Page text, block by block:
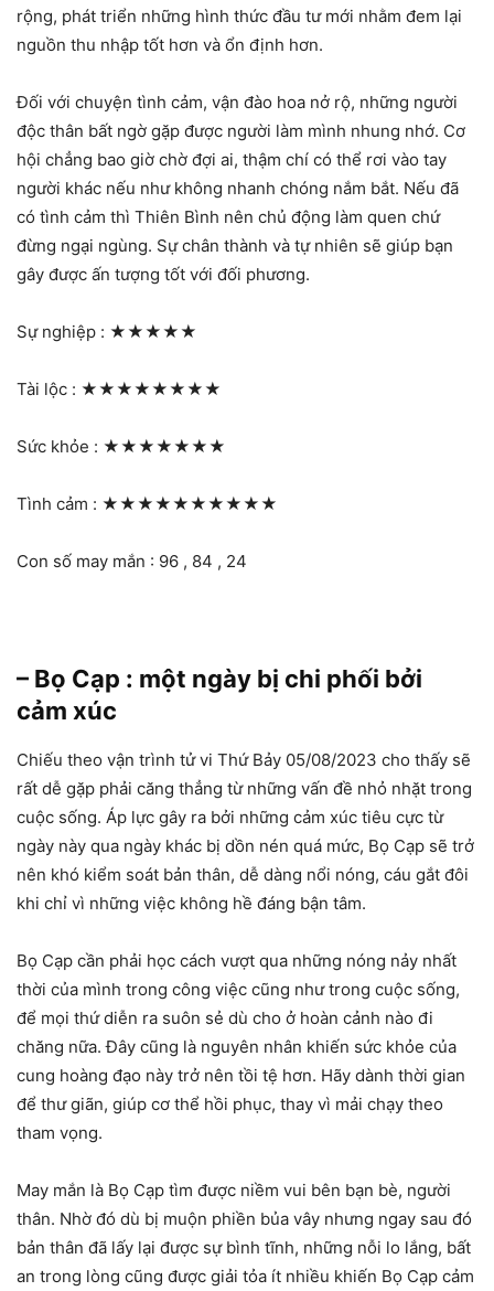
rộng, phát triển những hình thức đầu tư mới nhằm đem lại
nguồn thu nhập tốt hơn và ổn định hơn.
Đối với chuyện tình cảm, vận đào hoa nở rộ, những người
độc thân bất ngờ gặp được người làm mình nhung nhớ. Cơ
hội chẳng bao giờ chờ đợi ai, thậm chí có thể rơi vào tay
người khác nếu như không nhanh chóng nắm bắt. Nếu đã
có tình cảm thì Thiên Bình nên chủ động làm quen chứ
đừng ngại ngùng. Sự chân thành và tự nhiên sẽ giúp bạn
gây được ấn tượng tốt với đối phương.
Sự nghiệp : ★★★★★
Tài lộc : ★★★★★★★★
Sức khỏe : ★★★★★★★
Tình cảm : ★★★★★★★★★★
Con số may mắn : 96 , 84 , 24
– Bọ Cạp : một ngày bị chi phối bởi
cảm xúc
Chiếu theo vận trình tử vi Thứ Bảy 05/08/2023 cho thấy sẽ
rất dễ gặp phải căng thẳng từ những vấn đề nhỏ nhặt trong
cuộc sống. Áp lực gây ra bởi những cảm xúc tiêu cực từ
ngày này qua ngày khác bị dồn nén quá mức, Bọ Cạp sẽ trở
nên khó kiểm soát bản thân, dễ dàng nổi nóng, cáu gắt đôi
khi chỉ vì những việc không hề đáng bận tâm.
Bọ Cạp cần phải học cách vượt qua những nóng nảy nhất
thời của mình trong công việc cũng như trong cuộc sống,
để mọi thứ diễn ra suôn sẻ dù cho ở hoàn cảnh nào đi
chăng nữa. Đây cũng là nguyên nhân khiến sức khỏe của
cung hoàng đạo này trở nên tồi tệ hơn. Hãy dành thời gian
để thư giãn, giúp cơ thể hồi phục, thay vì mải chạy theo
tham vọng.
May mắn là Bọ Cạp tìm được niềm vui bên bạn bè, người
thân. Nhờ đó dù bị muộn phiền bủa vây nhưng ngay sau đó
bản thân đã lấy lại được sự bình tĩnh, những nỗi lo lắng, bất
an trong lòng cũng được giải tỏa ít nhiều khiến Bọ Cạp cảm